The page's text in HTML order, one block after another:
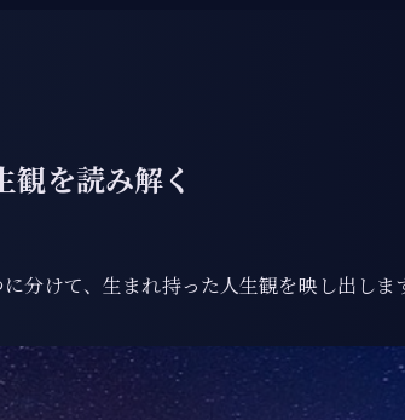
を読み解く
分けて、生まれ持った人生観を映し出し